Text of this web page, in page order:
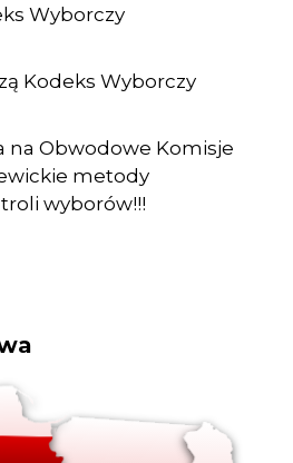
Wyborczy
Kodeks Wyborczy
na Obwodowe Komisje
metody
wyborów!!!